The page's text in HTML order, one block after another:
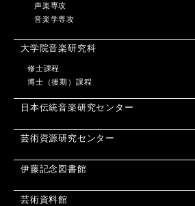
声楽専攻
音楽学専攻
大学院音楽研究科
修士課程
博士（後期）課程
日本伝統音楽研究センター
芸術資源研究センター
伊藤記念図書館
芸術資料館